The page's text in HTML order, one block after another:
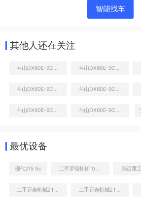
液压泵舱室正面整体
智能找车
其他人还在关注
最优设备
现代215 9c